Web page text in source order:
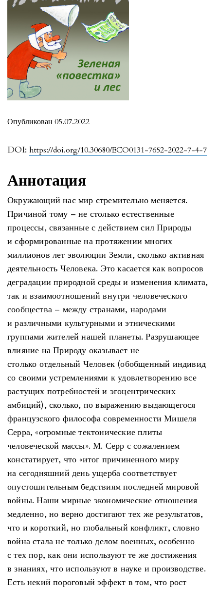
DOI: https://doi.org/10.30680/ECO0131-7652-2022-7-4-7
Опубликован 05.07.2022
Аннотация
Окружающий нас мир стремительно меняется.
Причиной тому – не столько естественные
процессы, связанные с действием сил Природы
и сформированные на протяжении многих
миллионов лет эволюции Земли, сколько активная
деятельность Человека. Это касается как вопросов
деградации природной среды и изменения климата,
так и взаимоотношений внутри человеческого
сообщества – между странами, народами
и различными культурными и этническими
группами жителей нашей планеты. Разрушающее
влияние на Природу оказывает не
столько отдельный Человек (обобщенный индивид
со своими устремлениями к удовлетворению все
растущих потребностей и эгоцентрических
амбиций), сколько, по выражению выдающегося
французского философа современности Мишеля
Серра, «огромные тектонические плиты
человеческой массы». М. Серр с сожалением
констатирует, что «итог причиненного миру
на сегодняшний день ущерба соответствует
опустошительным бедствиям последней мировой
войны. Наши мирные экономические отношения
медленно, но верно достигают тех же результатов,
что и короткий, но глобальный конфликт, словно
война стала не только делом военных, особенно
с тех пор, как они используют те же достижения
в знаниях, что используют в науке и производстве.
Есть некий пороговый эффект в том, что рост